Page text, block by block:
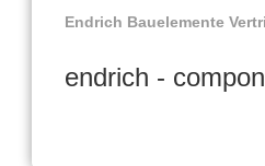
Endrich Bauelemente
endrich -